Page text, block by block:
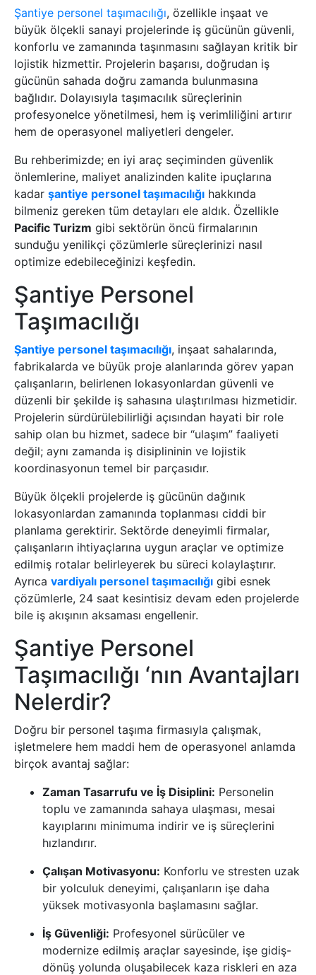
Şantiye personel taşımacılığı, özellikle inşaat ve
büyük ölçekli sanayi projelerinde iş gücünün güvenli,
konforlu ve zamanında taşınmasını sağlayan kritik bir
lojistik hizmettir. Projelerin başarısı, doğrudan iş
gücünün sahada doğru zamanda bulunmasına
bağlıdır. Dolayısıyla taşımacılık süreçlerinin
profesyonelce yönetilmesi, hem iş verimliliğini artırır
hem de operasyonel maliyetleri dengeler.
Bu rehberimizde; en iyi araç seçiminden güvenlik
önlemlerine, maliyet analizinden kalite ipuçlarına
kadar şantiye personel taşımacılığı hakkında
bilmeniz gereken tüm detayları ele aldık. Özellikle
Pacific Turizm gibi sektörün öncü firmalarının
sunduğu yenilikçi çözümlerle süreçlerinizi nasıl
optimize edebileceğinizi keşfedin.
Şantiye Personel
Taşımacılığı
Şantiye personel taşımacılığı, inşaat sahalarında,
fabrikalarda ve büyük proje alanlarında görev yapan
çalışanların, belirlenen lokasyonlardan güvenli ve
düzenli bir şekilde iş sahasına ulaştırılması hizmetidir.
Projelerin sürdürülebilirliği açısından hayati bir role
sahip olan bu hizmet, sadece bir “ulaşım” faaliyeti
değil; aynı zamanda iş disiplininin ve lojistik
koordinasyonun temel bir parçasıdır.
Büyük ölçekli projelerde iş gücünün dağınık
lokasyonlardan zamanında toplanması ciddi bir
planlama gerektirir. Sektörde deneyimli firmalar,
çalışanların ihtiyaçlarına uygun araçlar ve optimize
edilmiş rotalar belirleyerek bu süreci kolaylaştırır.
Ayrıca vardiyalı personel taşımacılığı gibi esnek
çözümlerle, 24 saat kesintisiz devam eden projelerde
bile iş akışının aksaması engellenir.
Şantiye Personel
Taşımacılığı ‘nın Avantajları
Nelerdir?
Doğru bir personel taşıma firmasıyla çalışmak,
işletmelere hem maddi hem de operasyonel anlamda
birçok avantaj sağlar:
Zaman Tasarrufu ve İş Disiplini: Personelin
toplu ve zamanında sahaya ulaşması, mesai
kayıplarını minimuma indirir ve iş süreçlerini
hızlandırır.
Çalışan Motivasyonu: Konforlu ve stresten uzak
bir yolculuk deneyimi, çalışanların işe daha
yüksek motivasyonla başlamasını sağlar.
İş Güvenliği: Profesyonel sürücüler ve
modernize edilmiş araçlar sayesinde, işe gidiş-
dönüş yolunda oluşabilecek kaza riskleri en aza